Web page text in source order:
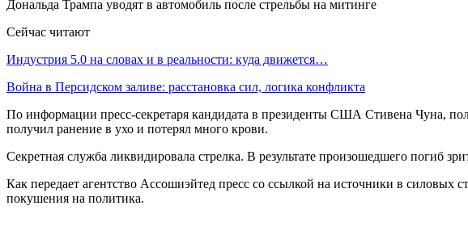
Дональда Трампа уводят в автомобиль после стрельбы на митинге
Сейчас читают
Индустрия 5.0 на словах и в реальности: куда движется…
Война в Персидском заливе: расстановка сил, логика конфликта
По информации пресс-секретаря кандидата в президенты США Стивена Чуна,
получил ранение в ухо и потерял много крови.
Секретная служба ликвидировала стрелка. В результате произошедшего погиб
Как передает агентство Ассошиэйтед пресс со ссылкой на источники в
покушения на политика.